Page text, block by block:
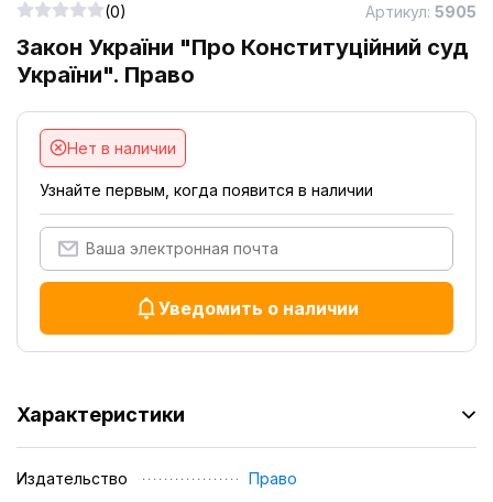
Закон України "Про Конституційний суд
України". Право
(0) Артикул: 5905
Нет в наличии
Узнайте первым, когда появится в наличии
Уведомить о наличии
Характеристики
Издательство
Право